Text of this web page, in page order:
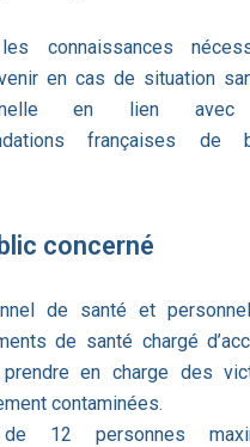
connaissances
en cas de situation
en lien
françaises de
concerné
de santé et
de santé chargé
en charge des
contaminées.
de 12 personnes